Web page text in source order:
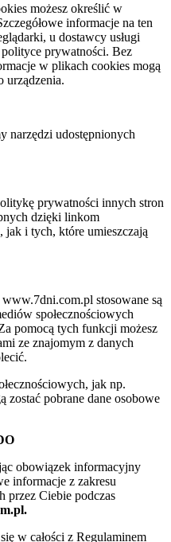
możesz określić w
informacje na ten
u dostawcy usługi
prywatności. Bez
w plikach cookies mogą
urządzenia.
narzędzi udostępnionych
prywatności innych stron
dzięki linkom
jak i tych, które umieszczają
stosowane są
społecznościowych
pomocą tych funkcji możesz
ze znajomym z danych
jak np.
zostać pobrane dane osobowe
obowiązek informacyjny
informacje z zakresu
przez Ciebie podczas
w całości z Regulaminem